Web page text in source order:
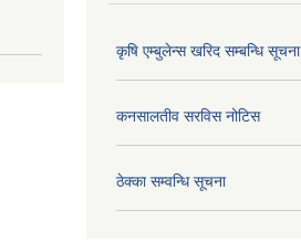
कृषि एम्बुलेन्स खरिद सम्बन्धि सूचना
कनसालतीव सरविस नोटिस
ठेक्का सम्वन्धि सूचना